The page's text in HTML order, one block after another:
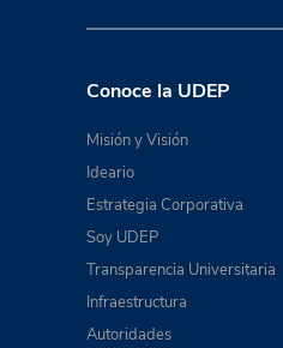
Conoce la UDEP
Misión y Visión
Ideario
Estrategia Corporativa
Soy UDEP
Transparencia Universitaria
Infraestructura
Autoridades